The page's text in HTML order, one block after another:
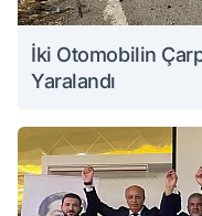
İki Otomobilin
Yaralandı